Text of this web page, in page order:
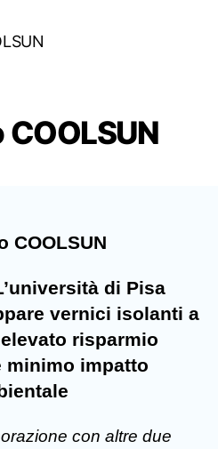
COOLSUN
di Pisa
vernici isolanti a
risparmio
minimo impatto
con altre due